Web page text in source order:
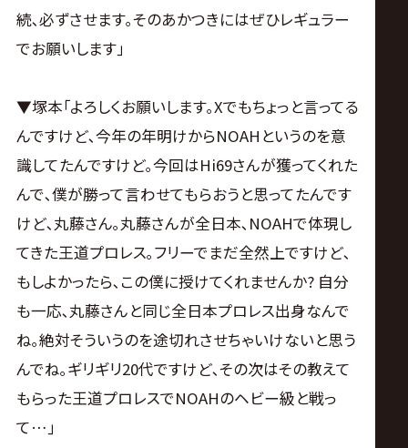
続､必ずさせます｡そのあかつきにはぜひレギュラー
でお願いします｣
▼塚本｢よろしくお願いします｡Xでもちょっと言ってる
んですけど､今年の年明けからNOAHというのを意
識してたんですけど｡今回はHi69さんが獲ってくれた
んで､僕が勝って言わせてもらおうと思ってたんです
けど､丸藤さん｡丸藤さんが全日本､NOAHで体現し
てきた王道プロレス｡フリーでまだ全然上ですけど､
もしよかったら､この僕に授けてくれませんか? 自分
も一応､丸藤さんと同じ全日本プロレス出身なんで
ね｡絶対そういうのを途切れさせちゃいけないと思う
んでね｡ギリギリ20代ですけど､その次はその教えて
もらった王道プロレスでNOAHのヘビー級と戦っ
て…｣